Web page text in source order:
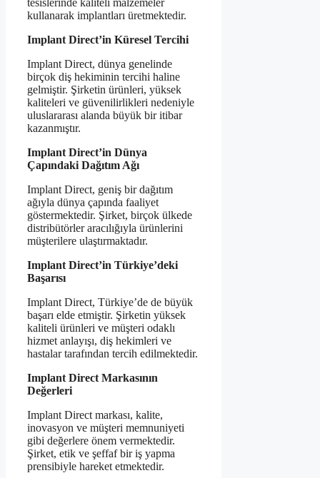
tesislerinde kaliteli malzemeler
kullanarak implantları üretmektedir.
Implant Direct’in Küresel Tercihi
Implant Direct, dünya genelinde
birçok diş hekiminin tercihi haline
gelmiştir. Şirketin ürünleri, yüksek
kaliteleri ve güvenilirlikleri nedeniyle
uluslararası alanda büyük bir itibar
kazanmıştır.
Implant Direct’in Dünya
Çapındaki Dağıtım Ağı
Implant Direct, geniş bir dağıtım
ağıyla dünya çapında faaliyet
göstermektedir. Şirket, birçok ülkede
distribütörler aracılığıyla ürünlerini
müşterilere ulaştırmaktadır.
Implant Direct’in Türkiye’deki
Başarısı
Implant Direct, Türkiye’de de büyük
başarı elde etmiştir. Şirketin yüksek
kaliteli ürünleri ve müşteri odaklı
hizmet anlayışı, diş hekimleri ve
hastalar tarafından tercih edilmektedir.
Implant Direct Markasının
Değerleri
Implant Direct markası, kalite,
inovasyon ve müşteri memnuniyeti
gibi değerlere önem vermektedir.
Şirket, etik ve şeffaf bir iş yapma
prensibiyle hareket etmektedir.